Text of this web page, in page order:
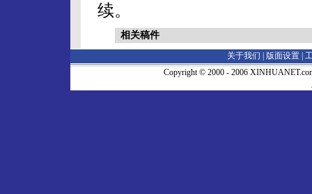
续。
相关稿件
关于我们 | 版面设置
Copyright © 2000 - 2006